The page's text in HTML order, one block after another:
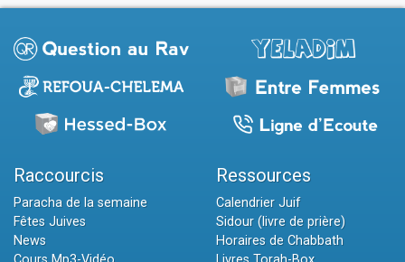
Raccourcis
Paracha de la semaine
Fêtes Juives
News
Ressources
Calendrier Juif
Sidour (livre de prière)
Horaires de Chabbath